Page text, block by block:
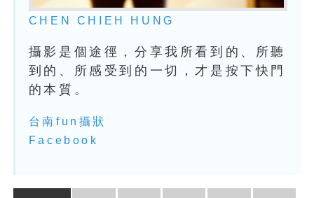
CHEN CHIEH HUNG
攝影是個途徑，分享我所看到的、所聽
到的、所感受到的一切，才是按下快門
的本質。
台南fun攝狀
Facebook